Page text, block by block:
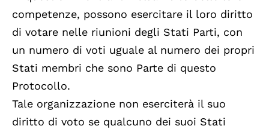
competenze, possono esercitare il loro diritto
di votare nelle riunioni degli Stati Parti, con
un numero di voti uguale al numero dei propri
Stati membri che sono Parte di questo
Protocollo.
Tale organizzazione non eserciterà il suo
diritto di voto se qualcuno dei suoi Stati